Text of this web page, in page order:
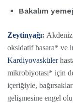
Bakalım
Zeytinyağı: Akdeniz
oksidatif hasara* ve
Kardiyovasküler
mikrobiyotası* için
içeriğiyle,
gelişmesine engel